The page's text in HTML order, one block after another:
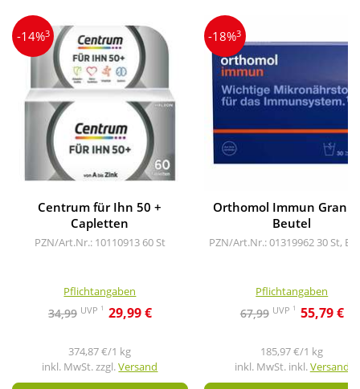
-14%3
Centrum für Ihn 50 +
Capletten
PZN/Art.Nr.: 10110913 60 St
Pflichtangaben
34,99 UVP 1 29,99 €
374,87 €/1 kg
inkl. MwSt. zzgl.Versand
-18%3
Orthomol Immun
Beutel
PZN/Art.Nr.: 01319962 30 St,
Pflichtangaben
67,99 UVP 1 55,79 €
185,97 €/1 kg
inkl. MwSt. inkl.Versand